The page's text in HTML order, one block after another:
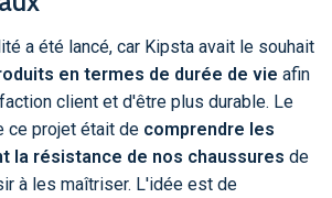
a été lancé, car Kipsta avait le souhait
en termes de durée de vie afin
client et d'être plus durable. Le
ce projet était de comprendre les
la résistance de nos chaussures de
à les maîtriser. L'idée est de